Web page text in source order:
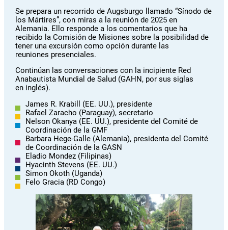
Se prepara un recorrido de Augsburgo llamado “Sínodo de
los Mártires”, con miras a la reunión de 2025 en
Alemania. Ello responde a los comentarios que ha
recibido la Comisión de Misiones sobre la posibilidad de
tener una excursión como opción durante las
reuniones presenciales.
Continúan las conversaciones con la incipiente Red
Anabautista Mundial de Salud (GAHN, por sus siglas
en inglés).
James R. Krabill (EE. UU.), presidente
Rafael Zaracho (Paraguay), secretario
Nelson Okanya (EE. UU.), presidente del Comité de
Coordinación de la GMF
Barbara Hege-Galle (Alemania), presidenta del Comité
de Coordinación de la GASN
Eladio Mondez (Filipinas)
Hyacinth Stevens (EE. UU.)
Simon Okoth (Uganda)
Felo Gracia (RD Congo)